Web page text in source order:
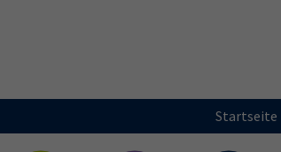
Startseite